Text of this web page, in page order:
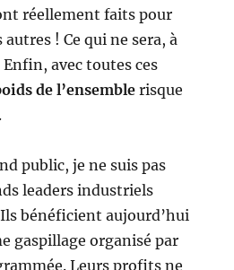
réellement faits pour
autres ! Ce qui ne sera, à
avec toutes ces
de l’ensemblerisque
public, je ne suis pas
leaders industriels
bénéficient aujourd’hui
gaspillage organisé par
Leurs profits ne